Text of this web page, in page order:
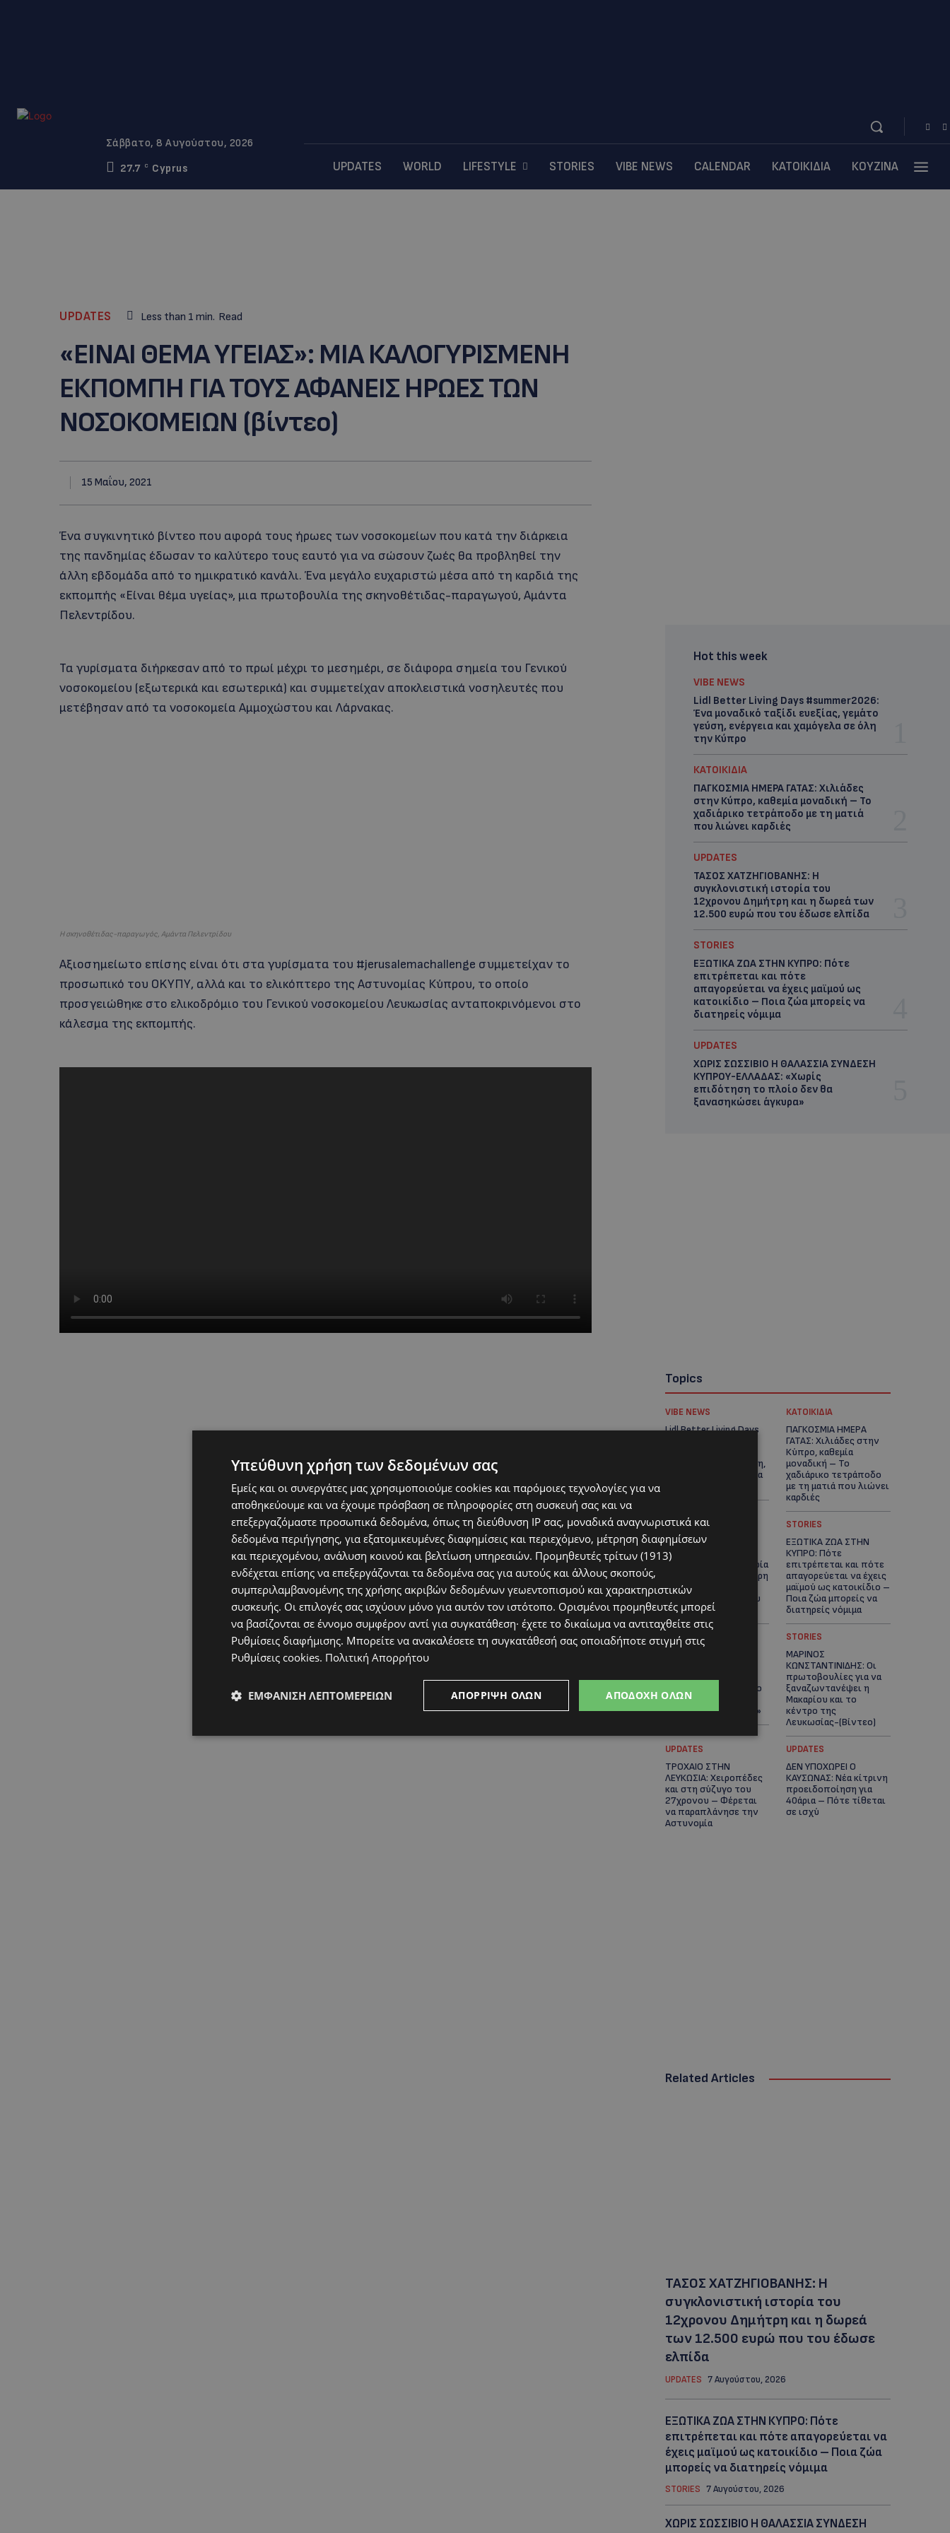
Σάββατο, 8 Αυγούστου, 2026
27.7
C Cyprus UPDATES WORLD LIFESTYLE STORIES VIBE NEWS CALENDAR ΚΑΤΟΙΚΙΔΙΑ ΚΟΥΖΙΝΑ
UPDATES Less than 1 min. Read
«ΕΙΝΑΙ ΘΕΜΑ ΥΓΕΙΑΣ»: MΙΑ ΚΑΛΟΓΥΡΙΣΜΕΝΗ
ΕΚΠΟΜΠΗ ΓΙΑ ΤΟΥΣ ΑΦΑΝΕΙΣ ΗΡΩΕΣ ΤΩΝ
ΝΟΣΟΚΟΜΕΙΩΝ (βίντεο)
15 Μαΐου, 2021
Ένα συγκινητικό βίντεο που αφορά τους ήρωες των νοσοκομείων που κατά την διάρκεια
της πανδημίας έδωσαν το καλύτερο τους εαυτό για να σώσουν ζωές θα προβληθεί την
άλλη εβδομάδα από το ημικρατικό κανάλι. Ένα μεγάλο ευχαριστώ μέσα από τη καρδιά της
εκπομπής «Είναι θέμα υγείας», μια πρωτοβουλία της σκηνοθέτιδας-παραγωγού, Αμάντα
Πελεντρίδου.
Τα γυρίσματα διήρκεσαν από το πρωί μέχρι το μεσημέρι, σε διάφορα σημεία του Γενικού
νοσοκομείου (εξωτερικά και εσωτερικά) και συμμετείχαν αποκλειστικά νοσηλευτές που
μετέβησαν από τα νοσοκομεία Αμμοχώστου και Λάρνακας.
Η σκηνοθέτιδας-παραγωγός, Αμάντα Πελεντρίδου
Αξιοσημείωτο επίσης είναι ότι στα γυρίσματα του #jerusalemachallenge συμμετείχαν το
προσωπικό του OKYΠΥ, αλλά και το ελικόπτερο της Αστυνομίας Κύπρου, το οποίο
προσγειώθηκε στο ελικοδρόμιο του Γενικού νοσοκομείου Λευκωσίας ανταποκρινόμενοι στο
κάλεσμα της εκπομπής.
Hot this week
VIBE NEWS
Lidl Better Living Days #summer2026:
Ένα μοναδικό ταξίδι ευεξίας, γεμάτο
γεύση, ενέργεια και χαμόγελα σε όλη
την Κύπρο
ΚΑΤΟΙΚΙΔΙΑ
ΠΑΓΚΟΣΜΙΑ ΗΜΕΡΑ ΓΑΤΑΣ: Χιλιάδες
στην Κύπρο, καθεμία μοναδική – Το
χαδιάρικο τετράποδο με τη ματιά
που λιώνει καρδιές
UPDATES
ΤΑΣΟΣ ΧΑΤΖΗΓΙΟΒΑΝΗΣ: Η
συγκλονιστική ιστορία του
12χρονου Δημήτρη και η δωρεά των
12.500 ευρώ που του έδωσε ελπίδα
STORIES
ΕΞΩΤΙΚΑ ΖΩΑ ΣΤΗΝ ΚΥΠΡΟ: Πότε
επιτρέπεται και πότε
απαγορεύεται να έχεις μαϊμού ως
κατοικίδιο – Ποια ζώα μπορείς να
διατηρείς νόμιμα
UPDATES
ΧΩΡΙΣ ΣΩΣΣΙΒΙΟ Η ΘΑΛΑΣΣΙΑ ΣΥΝΔΕΣΗ
ΚΥΠΡΟΥ-ΕΛΛΑΔΑΣ: «Χωρίς
επιδότηση το πλοίο δεν θα
ξανασηκώσει άγκυρα»
Topics
VIBE NEWS
Lidl Better Living Days
ευεξίας, γεμάτο γεύση,
ενέργεια και χαμόγελα
ΚΑΤΟΙΚΙΔΙΑ
ΠΑΓΚΟΣΜΙΑ ΗΜΕΡΑ
ΓΑΤΑΣ: Χιλιάδες στην
Κύπρο, καθεμία
μοναδική – Το
χαδιάρικο τετράποδο
με τη ματιά που λιώνει
καρδιές
UPDATES
ΤΑΣΟΣ
ΧΑΤΖΗΓΙΟΒΑΝΗΣ: Η
συγκλονιστική ιστορία
του 12χρονου Δημήτρη
και η δωρεά των
12.500 ευρώ που του
έδωσε ελπίδα
STORIES
ΕΞΩΤΙΚΑ ΖΩΑ ΣΤΗΝ
ΚΥΠΡΟ: Πότε
επιτρέπεται και πότε
απαγορεύεται να έχεις
μαϊμού ως κατοικίδιο –
Ποια ζώα μπορείς να
διατηρείς νόμιμα
UPDATES
«Χωρίς επιδότηση το
πλοίο δεν θα
ξανασηκώσει άγκυρα»
STORIES
ΜΑΡΙΝΟΣ
ΚΩΝΣΤΑΝΤΙΝΙΔΗΣ: Οι
πρωτοβουλίες για να
ξαναζωντανέψει η
Μακαρίου και το
κέντρο της
Λευκωσίας-(Βίντεο)
UPDATES
ΤΡΟΧΑΙΟ ΣΤΗΝ
ΛΕΥΚΩΣΙΑ: Χειροπέδες
και στη σύζυγο του
27χρονου – Φέρεται
να παραπλάνησε την
Αστυνομία
UPDATES
ΔΕΝ ΥΠΟΧΩΡΕΙ Ο
ΚΑΥΣΩΝΑΣ: Νέα κίτρινη
προειδοποίηση για
40άρια – Πότε τίθεται
σε ισχύ
Related Articles
ΤΑΣΟΣ ΧΑΤΖΗΓΙΟΒΑΝΗΣ: Η
συγκλονιστική ιστορία του
12χρονου Δημήτρη και η δωρεά
των 12.500 ευρώ που του έδωσε
ελπίδα
UPDATES 7 Αυγούστου, 2026
ΕΞΩΤΙΚΑ ΖΩΑ ΣΤΗΝ ΚΥΠΡΟ: Πότε
επιτρέπεται και πότε απαγορεύεται να
έχεις μαϊμού ως κατοικίδιο – Ποια ζώα
μπορείς να διατηρείς νόμιμα
STORIES 7 Αυγούστου, 2026
ΧΩΡΙΣ ΣΩΣΣΙΒΙΟ Η ΘΑΛΑΣΣΙΑ ΣΥΝΔΕΣΗ
Υπεύθυνη χρήση των δεδομένων σας
Εμείς και οι συνεργάτες μας χρησιμοποιούμε cookies και παρόμοιες τεχνολογίες για να
αποθηκεύουμε και να έχουμε πρόσβαση σε πληροφορίες στη συσκευή σας και να
επεξεργαζόμαστε προσωπικά δεδομένα, όπως τη διεύθυνση IP σας, μοναδικά αναγνωριστικά και
δεδομένα περιήγησης, για εξατομικευμένες διαφημίσεις και περιεχόμενο, μέτρηση διαφημίσεων
και περιεχομένου, ανάλυση κοινού και βελτίωση υπηρεσιών. Προμηθευτές τρίτων (1913)
ενδέχεται επίσης να επεξεργάζονται τα δεδομένα σας για αυτούς και άλλους σκοπούς,
συμπεριλαμβανομένης της χρήσης ακριβών δεδομένων γεωεντοπισμού και χαρακτηριστικών
συσκευής. Οι επιλογές σας ισχύουν μόνο για αυτόν τον ιστότοπο. Ορισμένοι προμηθευτές μπορεί
να βασίζονται σε έννομο συμφέρον αντί για συγκατάθεση· έχετε το δικαίωμα να αντιταχθείτε στις
Ρυθμίσεις διαφήμισης. Μπορείτε να ανακαλέσετε τη συγκατάθεσή σας οποιαδήποτε στιγμή στις
Ρυθμίσεις cookies. Πολιτική Απορρήτου
ΑΠΟΔΟΧΉ ΌΛΩΝ
ΑΠΌΡΡΙΨΗ ΌΛΩΝ
ΕΜΦΆΝΙΣΗ ΛΕΠΤΟΜΕΡΕΙΏΝ